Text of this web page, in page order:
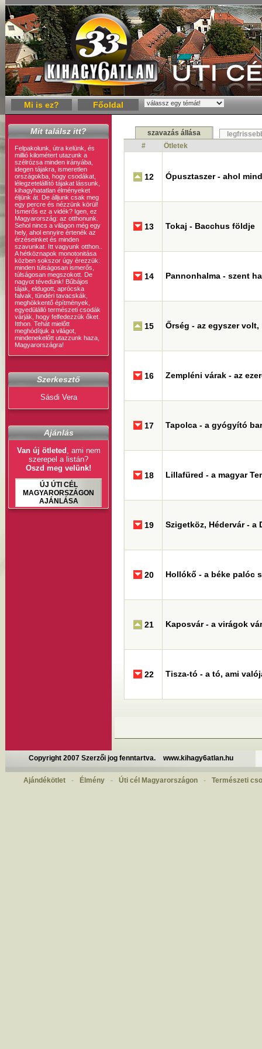
Mi is ez? Főoldal
Mit találsz itt?
Felpakolunk, útra kelünk, és
millió kilométert utazunk a
szélrózsa minden irányába,
idegen tájakra, ismeretlen
országokba, hogy csodákat,
lélegzetelállító tájakat lássunk,
kihagyhatatlan élményeket
éljünk át. De álljunk csak meg
egy percre és nézzünk körül!
Ismerős ez a vidék? Igen, ez
Magyarország: az otthonunk.
Sehol nincs a világon még egy
hely, ahol ennyire értenék az
érzéseinket és minden
szavunkat. Itt vagyunk otthon..
A hétköznapok monotonitása
közben sokszor úgy érezzük:
minden túlságosan ismerős,
túlságosan megszokott. De
nagyot tévedünk! Bűbájos
tájak, eldugott, aprócska
falvak, tündéri tavacskák,
meghökkentő építmények,
egyedülálló természeti csodák
várják, hogy felfedezzük őket.
Itthon. Tehát mielőtt
meghódítjuk a világot,
mindenekelőtt utazzunk haza,
Magyarországra!
Szerkesztő
Sásdi Vera
Ajánlás
Van új ötleted , ami nem
szerepel a listán?
Oszd meg velünk!
ÚJ ÚTI CÉL
MAGYARORSZÁGON
AJÁNLÁSA
szavazás állása
#
Ötletek
12 Ópusztaszer - ahol
13 Tokaj - Bacchus földje
14 Pannonhalma - szent
15 Őrség - az egyszer
16 Zempléni várak - az
17 Tapolca - a gyógyító
18 Lillafüred - a magyar
19 Szigetköz, Hédervár - a
20 Hollókő - a béke palóc
21 Kaposvár - a virágok
22 Tisza-tó - a tó, ami
Copyright 2007 Szerzői jog fenntartva. www.kihagy6atlan.hu
Ajándékötlet - Élmény - Úti cél Magyarországon - Természeti